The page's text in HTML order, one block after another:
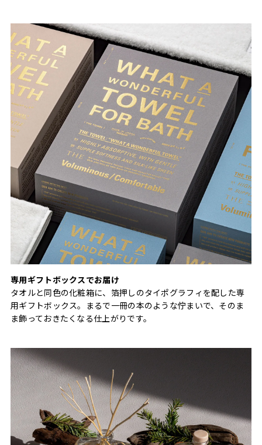
専用ギフトボックスでお届け
タオルと同色の化粧箱に、箔押しのタイポグラフィを配した専
用ギフトボックス。まるで一冊の本のような佇まいで、そのま
ま飾っておきたくなる仕上がりです。